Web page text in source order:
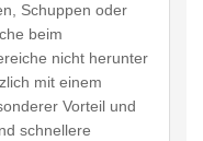
Schuppen oder
beim
nicht herunter
mit einem
Vorteil und
schnellere